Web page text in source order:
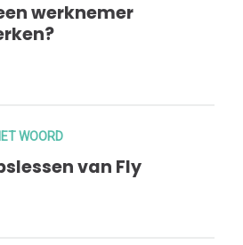
werknemer
WOORD
van Fly